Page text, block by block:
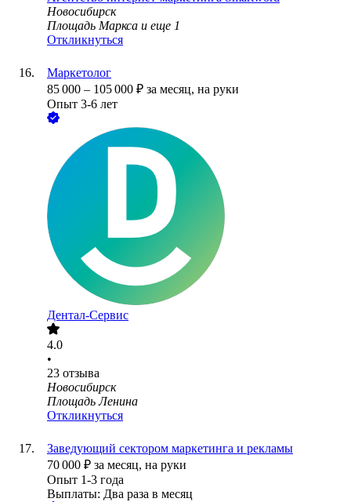
Новосибирск
Площадь Маркса и еще 1
Откликнуться
Маркетолог
85 000 – 105 000 ₽ за месяц, на руки
Опыт 3-6 лет
Дентал-Сервис
4.0
•
23 отзыва
Новосибирск
Площадь Ленина
Откликнуться
Заведующий сектором маркетинга и рекламы
70 000 ₽ за месяц, на руки
Опыт 1-3 года
Выплаты: Два раза в месяц